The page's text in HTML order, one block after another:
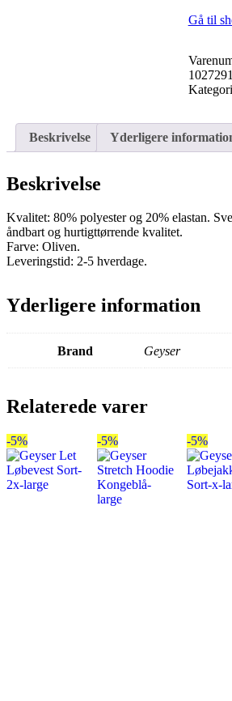
Gå til
Beskrivelse Yderligere
Beskrivelse
Kvalitet: 80% polyester og 20% elastan.
åndbart og hurtigttørrende kvalitet.
Farve: Oliven.
Leveringstid: 2-5 hverdage.
Yderligere information
Brand Geyser
Relaterede varer
-5% -5% -5%